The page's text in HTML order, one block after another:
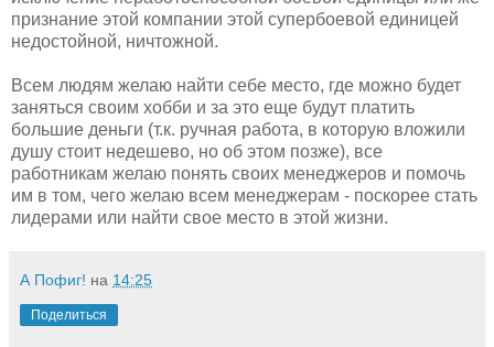
признание этой компании этой супербоевой единицей
недостойной, ничтожной.
Всем людям желаю найти себе место, где можно будет
заняться своим хобби и за это еще будут платить
большие деньги (т.к. ручная работа, в которую вложили
душу стоит недешево, но об этом позже), все
работникам желаю понять своих менеджеров и помочь
им в том, чего желаю всем менеджерам - поскорее стать
лидерами или найти свое место в этой жизни.
А Пофиг! на 14:25
Поделиться